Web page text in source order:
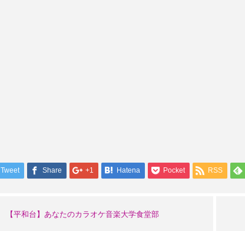
Tweet Share +1 Hatena Pocket RSS
【平和台】あなたのカラオケ音楽大学食堂部